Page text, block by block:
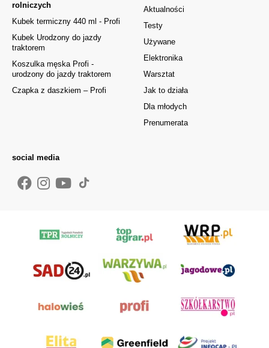
Aktualności
Testy
Używane
Elektronika
Warsztat
Jak to działa
Dla młodych
Prenumerata
rolniczych
Kubek termiczny 440 ml - Profi
Kubek Urodzony do jazdy
traktorem
Koszulka męska Profi -
urodzony do jazdy traktorem
Czapka z daszkiem – Profi
social media